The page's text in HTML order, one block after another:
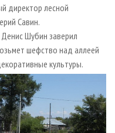
директор лесной
Савин.
Шубин заверил
шефство над аллеей
культуры.